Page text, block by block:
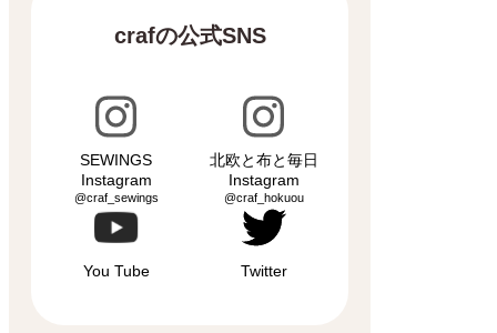
crafの公式SNS
SEWINGS
Instagram
@craf_sewings
北欧と布と毎日
Instagram
@craf_hokuou
You Tube Twitter